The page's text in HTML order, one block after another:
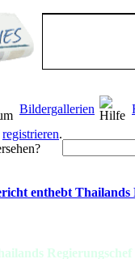
Bildergallerien
registrieren.
enthebt Thailands